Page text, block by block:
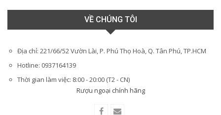
VỀ CHÚNG TÔI
Địa chỉ: 221/66/52 Vườn Lài, P. Phú Thọ Hoà, Q. Tân Phú, TP.HCM
Hotline: 0937164139
Thời gian làm việc: 8:00 - 20:00 (T2 - CN)
Rượu ngoại chính hãng